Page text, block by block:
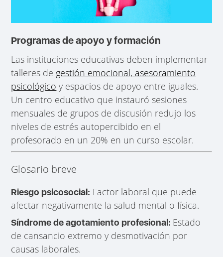
Programas de apoyo y formación
Las instituciones educativas deben implementar
talleres de gestión emocional, asesoramiento
psicológico y espacios de apoyo entre iguales.
Un centro educativo que instauró sesiones
mensuales de grupos de discusión redujo los
niveles de estrés autopercibido en el
profesorado en un 20% en un curso escolar.
Glosario breve
Riesgo psicosocial: Factor laboral que puede
afectar negativamente la salud mental o física.
Síndrome de agotamiento profesional: Estado
de cansancio extremo y desmotivación por
causas laborales.